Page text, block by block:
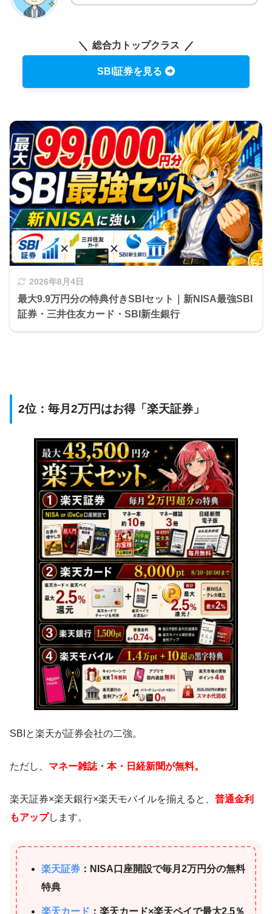
総合力トップクラス
SBI証券を見る
2026年8月4日
最大9.9万円分の特典付きSBIセット｜新NISA最強SBI
証券・三井住友カード・SBI新生銀行
2位：毎月2万円はお得「楽天証券」
SBIと楽天が証券会社の二強。
ただし、 マネー雑誌・本・日経新聞が無料。
楽天証券×楽天銀行×楽天モバイルを揃えると、 普通金利
もアップします。
楽天証券 ：NISA口座開設で毎月2万円分の無料
特典
楽天カード ：楽天カード×楽天ペイで最大2.5％